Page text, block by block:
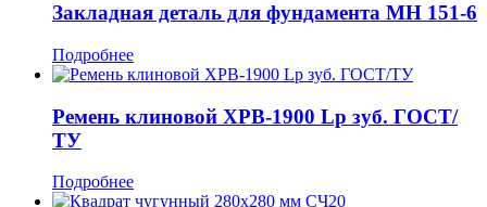
Закладная деталь для фундамента МН 151-6
Подробнее
Ремень клиновой XPB-1900 Lp зуб. ГОСТ/
ТУ
Подробнее